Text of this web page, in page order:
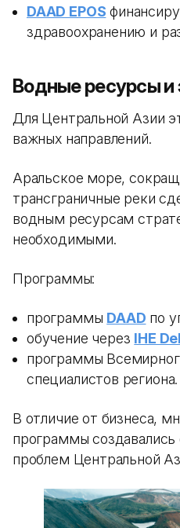
DAAD EPOS
здравоохранению и
Водные ресурсы и
Для Центральной Азии
важных направлений.
Аральское море,
трансграничные реки
водным ресурсам
необходимыми.
Программы:
программы DAAD по
обучение через IHE
программы
специалистов региона.
В отличие от бизнеса,
программы
проблем Центральной